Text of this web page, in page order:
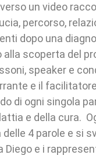
un video
percorso,
dopo una
scoperta del
speaker e
e il
di ogni singola
e della cura.
4 parole e si
e i